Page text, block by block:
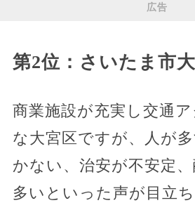
広告
第2位：さいたま市
商業施設が充実し交通
な大宮区ですが、人が
かない、治安が不安定
多いといった声が目立